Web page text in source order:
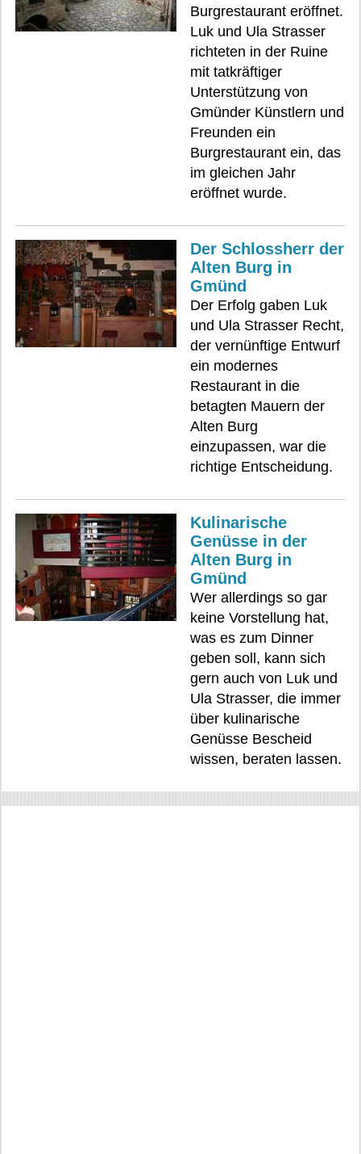
Burgrestaurant eröffnet.
Luk und Ula Strasser
richteten in der Ruine
mit tatkräftiger
Unterstützung von
Gmünder Künstlern und
Freunden ein
Burgrestaurant ein, das
im gleichen Jahr
eröffnet wurde.
Der Schlossherr der
Alten Burg in
Gmünd
Der Erfolg gaben Luk
und Ula Strasser Recht,
der vernünftige Entwurf
ein modernes
Restaurant in die
betagten Mauern der
Alten Burg
einzupassen, war die
richtige Entscheidung.
Kulinarische
Genüsse in der
Alten Burg in
Gmünd
Wer allerdings so gar
keine Vorstellung hat,
was es zum Dinner
geben soll, kann sich
gern auch von Luk und
Ula Strasser, die immer
über kulinarische
Genüsse Bescheid
wissen, beraten lassen.